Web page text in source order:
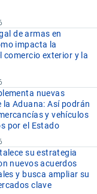
de armas en
impacta la
comercio exterior y la
nuevas
la Aduana: Así podrán
y vehículos
por el Estado
su estrategia
nuevos acuerdos
y busca ampliar su
clave